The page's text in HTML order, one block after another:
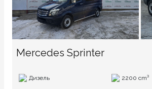
Mercedes Sprinter
Дизель 2200 cm³